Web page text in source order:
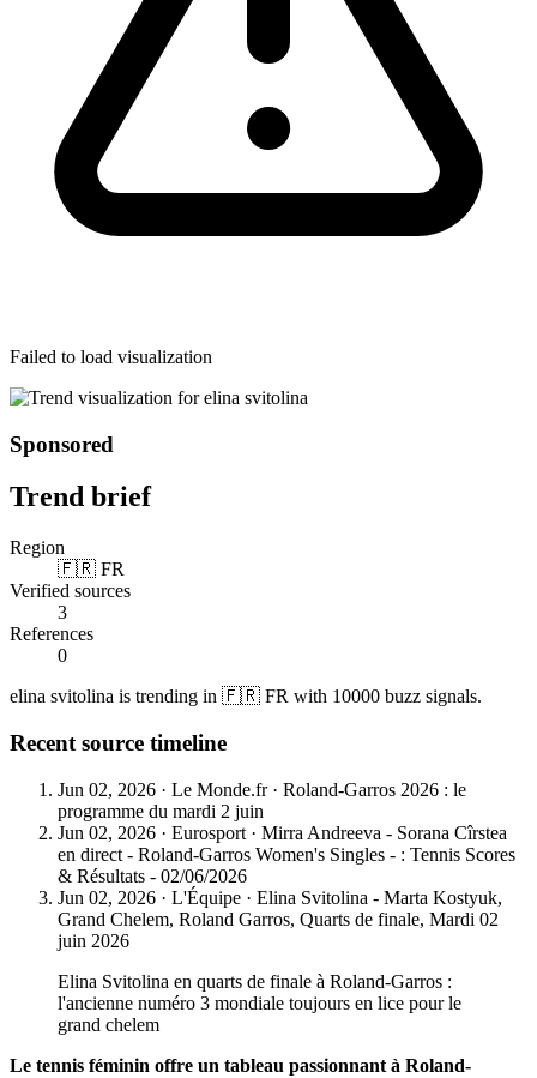
Failed to load visualization
Sponsored
Trend brief
Region
🇫🇷 FR
Verified sources
3
References
0
elina svitolina is trending in 🇫🇷 FR with 10000 buzz signals.
Recent source timeline
Jun 02, 2026 · Le Monde.fr · Roland-Garros 2026 : le
programme du mardi 2 juin
Jun 02, 2026 · Eurosport · Mirra Andreeva - Sorana Cîrstea
en direct - Roland-Garros Women's Singles - : Tennis Scores
& Résultats - 02/06/2026
Jun 02, 2026 · L'Équipe · Elina Svitolina - Marta Kostyuk,
Grand Chelem, Roland Garros, Quarts de finale, Mardi 02
juin 2026
Elina Svitolina en quarts de finale à Roland-Garros :
l'ancienne numéro 3 mondiale toujours en lice pour le
grand chelem
Le tennis féminin offre un tableau passionnant à Roland-